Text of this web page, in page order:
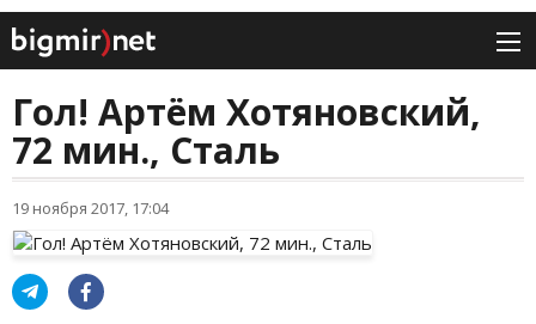
Гол! Артём Хотяновский,
72 мин., Сталь
19 ноября 2017, 17:04